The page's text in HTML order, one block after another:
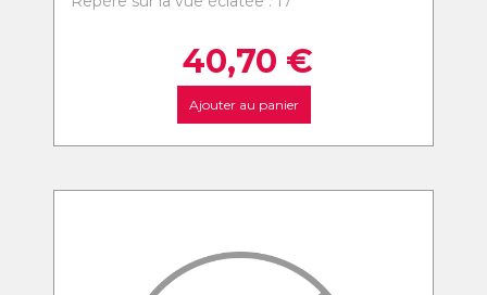
40,70 €
Ajouter au panier